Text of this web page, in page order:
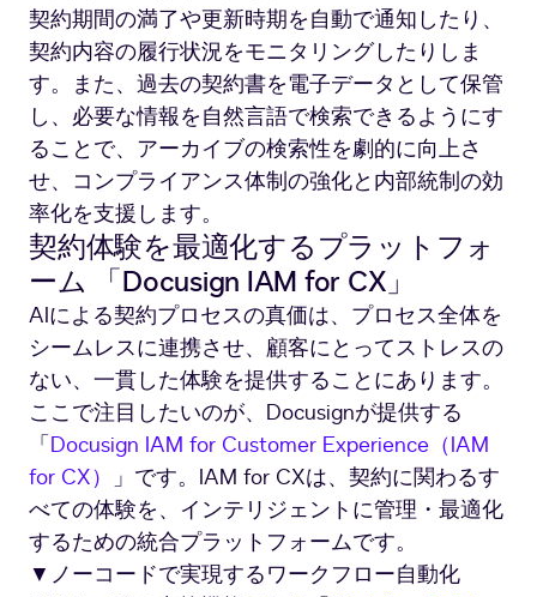
契約期間の満了や更新時期を自動で通知したり、
契約内容の履行状況をモニタリングしたりしま
す。また、過去の契約書を電子データとして保管
し、必要な情報を自然言語で検索できるようにす
ることで、アーカイブの検索性を劇的に向上さ
せ、コンプライアンス体制の強化と内部統制の効
率化を支援します。
契約体験を最適化するプラットフォ
ーム 「Docusign IAM for CX」
AIによる契約プロセスの真価は、プロセス全体を
シームレスに連携させ、顧客にとってストレスの
ない、一貫した体験を提供することにあります。
ここで注目したいのが、Docusignが提供する
「Docusign IAM for Customer Experience（IAM
for CX） 」です。IAM for CXは、契約に関わるす
べての体験を、インテリジェントに管理・最適化
するための統合プラットフォームです。
▼ノーコードで実現するワークフロー自動化